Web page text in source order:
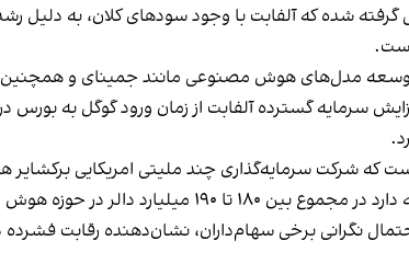
شده که آلفابت با وجود سودهای کلان، به دلیل
توسعه مدل‌های هوش مصنوعی مانند جمینای و
سرمایه‌گذاری چند ملیتی امریکایی برکشایر هاتاوی، نیز
سرمایه‌گذاری کند؛ رقمی که بیش از دو برابر هزینه‌های سال گذشته است.
نگرانی برخی سهام‌داران، نشان‌دهنده رقابت